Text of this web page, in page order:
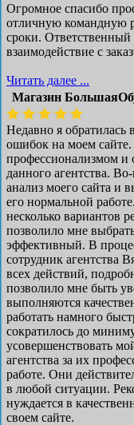
Огромное спасибо
отличную командную
сроки. Ответственный
взаимодействие с
Читать далее ...
Магазин
Недавно я обратилась
ошибок на моем
профессионализмом и
данного агентства.
анализ моего сайта и
его нормальной
несколько вариантов
позволило мне
эффективный. В
сотрудник агентства
всех действий,
позволило мне быть
выполняются
работать намного
сократилось до
усовершенствовать
агентства за их
работе. Они
в любой ситуации.
нуждается в
своем сайте.